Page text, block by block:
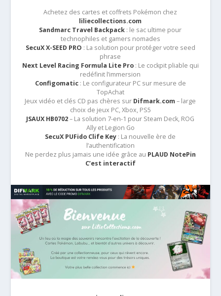
Achetez des cartes et coffrets Pokémon chez
liliecollections.com
Sandmarc Travel Backpack : le sac ultime pour
technophiles et gamers nomades
SecuX X-SEED PRO : La solution pour protéger votre seed
phrase
Next Level Racing Formula Lite Pro: Le cockpit pliable qui
redéfinit l’immersion
Configomatic: Le configurateur PC sur mesure de
TopAchat
Jeux vidéo et clés CD pas chères sur Difmark.com – large
choix de jeux PC, Xbox, PS5
JSAUX HB0702– La solution 7-en-1 pour Steam Deck, ROG
Ally et Legion Go
SecuX PUFido Clife Key : La nouvelle ère de
l’authentification
Ne perdez plus jamais une idée grâce au PLAUD NotePin
C’est interactif